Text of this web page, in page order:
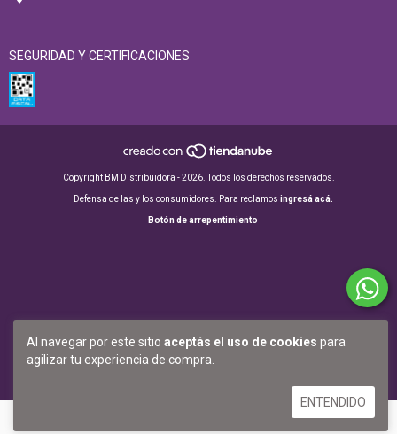
Al navegar por este sitio aceptás el uso de cookies para
agilizar tu experiencia de compra.
ENTENDIDO
SEGURIDAD Y CERTIFICACIONES
Copyright BM Distribuidora - 2026. Todos los derechos reservados.
Defensa de las y los consumidores. Para reclamos ingresá acá.
Botón de arrepentimiento